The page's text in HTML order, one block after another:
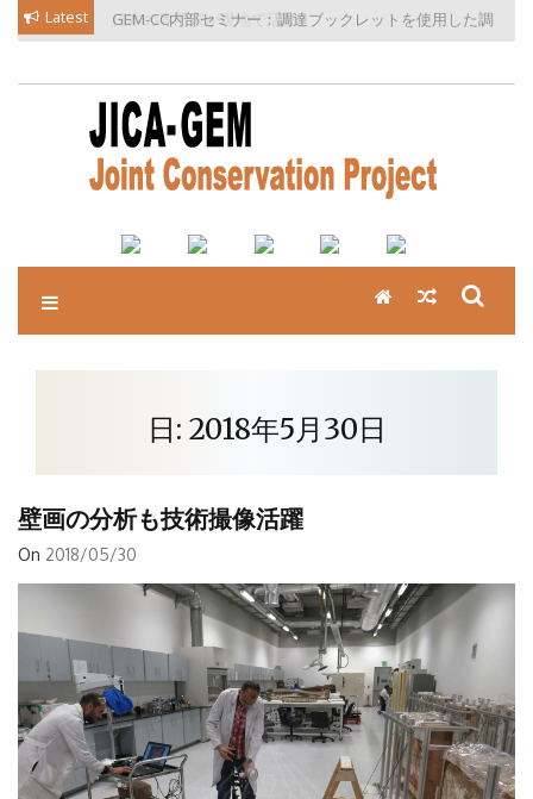
Skip
Latest 日本の専門家が現地で活動
GEM-CC内部セミナー：調達ブックレットを使用した調
達勉強会を開催
日: 2018年5月30日
壁画の分析も技術撮像活躍
On 2018/05/30